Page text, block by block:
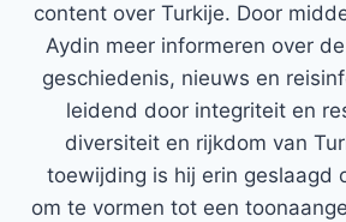
content over Turkije. Door
Aydin meer informeren over
geschiedenis, nieuws en
leidend door integriteit en
diversiteit en rijkdom van
toewijding is hij erin geslaagd
om te vormen tot een